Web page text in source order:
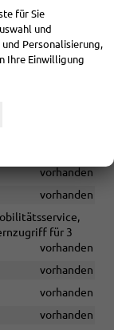
vorhanden
den äußeren
vorhanden
vorhanden
vorhanden
für 3
vorhanden
vorhanden
vorhanden
vorhanden
für Sie
und
Personalisierung,
Ihre Einwilligung